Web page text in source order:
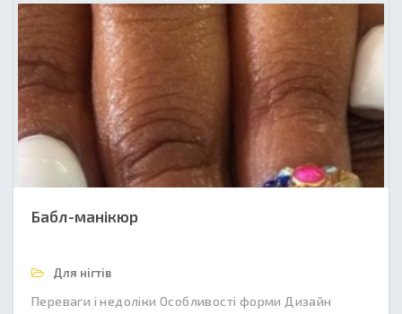
Бабл-манікюр
Для нігтів
Переваги і недоліки Особливості форми Дизайн